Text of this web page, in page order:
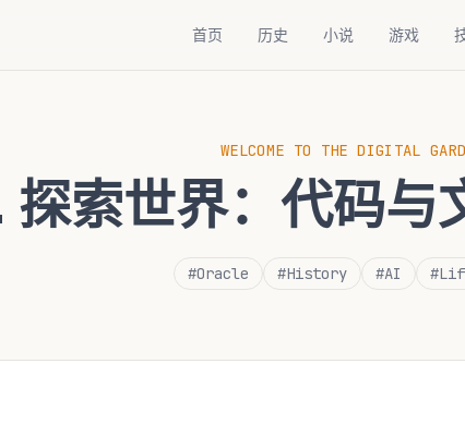
首页 历史 小说 游戏
WELCOME TO THE DIGITAL
探索世界： 代码与
#Oracle #History #AI